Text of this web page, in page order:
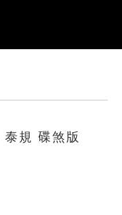
規 碟煞版